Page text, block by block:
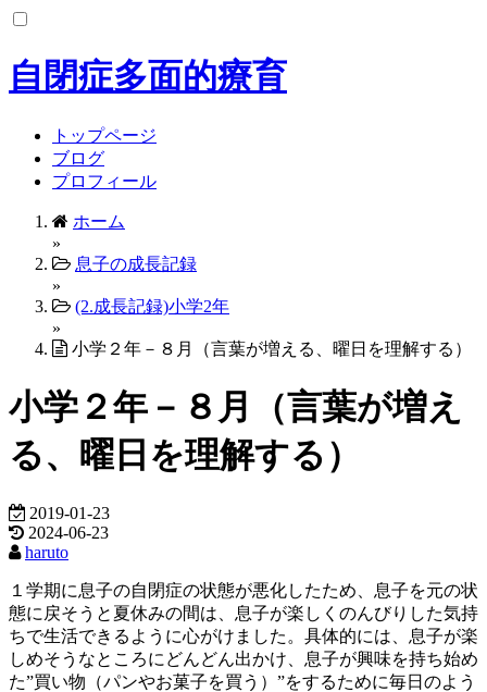
コ
テ
ン
自閉症多面的療育
トップページ
ブログ
プロフィール
ホーム
»
息子の成長記録
»
(2.成長記録)小学2年
»
小学２年－８月（言葉が増える、曜日を理解する）
小学２年－８月（言葉が増え
る、曜日を理解する）
2019-01-23
2024-06-23
haruto
１学期に息子の自閉症の状態が悪化したため、息子を元の状
態に戻そうと夏休みの間は、息子が楽しくのんびりした気持
ちで生活できるように心がけました。具体的には、息子が楽
しめそうなところにどんどん出かけ、息子が興味を持ち始め
た”買い物（パンやお菓子を買う）”をするために毎日のよう